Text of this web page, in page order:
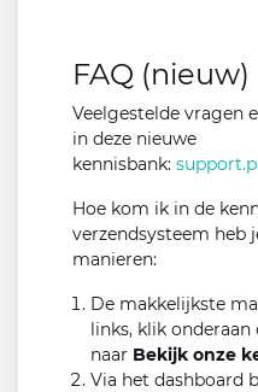
FAQ (nieuw)
Veelgestelde vragen
in deze nieuwe
kennisbank:
Hoe kom ik in de
verzendsysteem heb
manieren:
De makkelijkste
links, klik onderaan
naar Bekijk onze
Via het dashboard